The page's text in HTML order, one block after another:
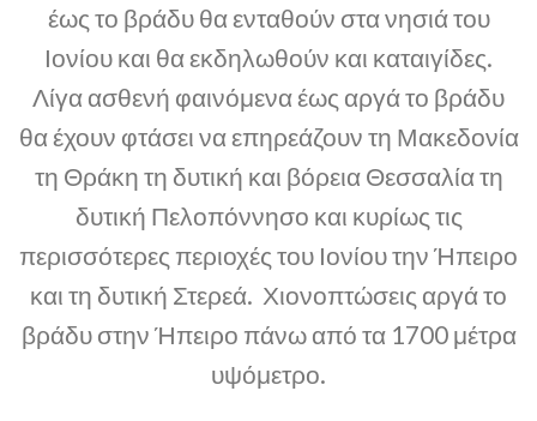
έως το βράδυ θα ενταθούν στα νησιά του
Ιονίου και θα εκδηλωθούν και καταιγίδες.
Λίγα ασθενή φαινόμενα έως αργά το βράδυ
θα έχουν φτάσει να επηρεάζουν τη Μακεδονία
τη Θράκη τη δυτική και βόρεια Θεσσαλία τη
δυτική Πελοπόννησο και κυρίως τις
περισσότερες περιοχές του Ιονίου την Ήπειρο
και τη δυτική Στερεά. Χιονοπτώσεις αργά το
βράδυ στην Ήπειρο πάνω από τα 1700 μέτρα
υψόμετρο.